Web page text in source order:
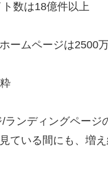
数は18億件以上
ームページは2500
ランディングペー
ている間にも、増